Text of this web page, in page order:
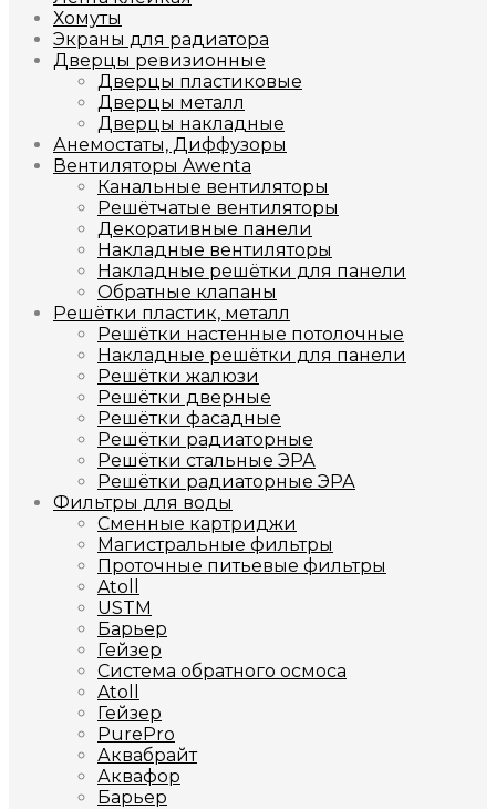
Хомуты
Экраны для радиатора
Дверцы ревизионные
Дверцы пластиковые
Дверцы металл
Дверцы накладные
Анемостаты, Диффузоры
Вентиляторы Awenta
Канальные вентиляторы
Решётчатые вентиляторы
Декоративные панели
Накладные вентиляторы
Накладные решётки для панели
Обратные клапаны
Решётки пластик, металл
Решётки настенные потолочные
Накладные решётки для панели
Решётки жалюзи
Решётки дверные
Решётки фасадные
Решётки радиаторные
Решётки стальные ЭРА
Решётки радиаторные ЭРА
Фильтры для воды
Сменные картриджи
Магистральные фильтры
Проточные питьевые фильтры
Atoll
USTM
Барьер
Гейзер
Система обратного осмоса
Atoll
Гейзер
PurePro
Аквабрайт
Аквафор
Барьер